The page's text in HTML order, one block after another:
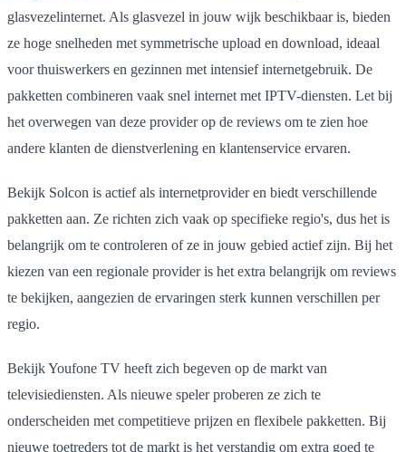
glasvezelinternet. Als glasvezel in jouw wijk beschikbaar is, bieden
ze hoge snelheden met symmetrische upload en download, ideaal
voor thuiswerkers en gezinnen met intensief internetgebruik. De
pakketten combineren vaak snel internet met IPTV-diensten. Let bij
het overwegen van deze provider op de reviews om te zien hoe
andere klanten de dienstverlening en klantenservice ervaren.
Bekijk Solcon is actief als internetprovider en biedt verschillende
pakketten aan. Ze richten zich vaak op specifieke regio's, dus het is
belangrijk om te controleren of ze in jouw gebied actief zijn. Bij het
kiezen van een regionale provider is het extra belangrijk om reviews
te bekijken, aangezien de ervaringen sterk kunnen verschillen per
regio.
Bekijk Youfone TV heeft zich begeven op de markt van
televisiediensten. Als nieuwe speler proberen ze zich te
onderscheiden met competitieve prijzen en flexibele pakketten. Bij
nieuwe toetreders tot de markt is het verstandig om extra goed te